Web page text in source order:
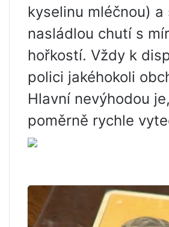
kyselinu mléčnou)
nasládlou chutí s
hořkostí. Vždy k
polici jakéhokoli
Hlavní nevýhodou
poměrně rychle